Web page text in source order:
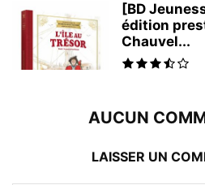
[BD
édition
Chauvel...
AUCUN
LAISSER UN